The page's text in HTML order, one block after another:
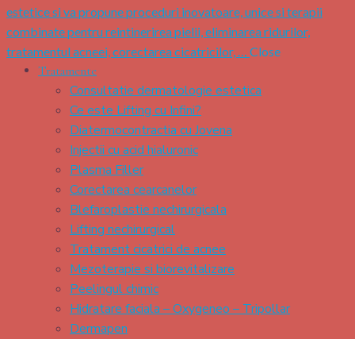
estetice si va propune proceduri inovatoare, unice si terapii
combinate pentru reintinerirea pielii, eliminarea ridurilor,
tratamentul acneei, corectarea cicatricilor, … Close
Tratamente
Consultatie dermatologie estetica
Ce este Lifting cu Infini?
Diatermocontractia cu Jovena
Injectii cu acid hialuronic
Plasma Filler
Corectarea cearcanelor
Blefaroplastie nechirurgicala
Lifting nechirurgical
Tratament cicatrici de acnee
Mezoterapie si biorevitalizare
Peelingul chimic
Hidratare faciala – Oxygeneo – Tripollar
Dermapen